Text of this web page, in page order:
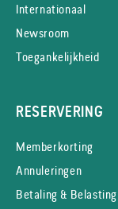
Internationaal
Newsroom
Toegankelijkheid
RESERVERING
Memberkorting
Annuleringen
Betaling & Belasting